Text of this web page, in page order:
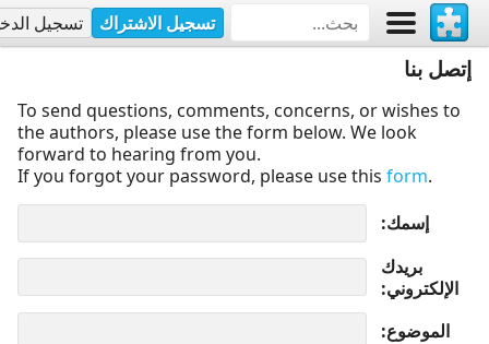
تسجيل الاشتراك تسجيل
إتصل بنا
To send questions, comments, concerns, or wishes to
the authors, please use the form below. We look
forward to hearing from you.
If you forgot your password, please use this form.
إسمك
بريدك
الإلكتروني
الموضوع